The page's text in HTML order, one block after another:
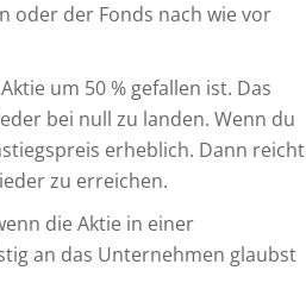
oder der Fonds nach wie vor
um 50 % gefallen ist. Das
bei null zu landen. Wenn du
erheblich. Dann reicht
zu erreichen.
die Aktie in einer
an das Unternehmen glaubst